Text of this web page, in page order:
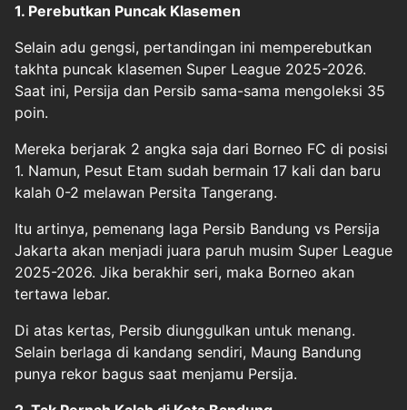
1. Perebutkan Puncak Klasemen
Selain adu gengsi, pertandingan ini memperebutkan
takhta puncak klasemen Super League 2025-2026.
Saat ini, Persija dan Persib sama-sama mengoleksi 35
poin.
Mereka berjarak 2 angka saja dari Borneo FC di posisi
1. Namun, Pesut Etam sudah bermain 17 kali dan baru
kalah 0-2 melawan Persita Tangerang.
Itu artinya, pemenang laga Persib Bandung vs Persija
Jakarta akan menjadi juara paruh musim Super League
2025-2026. Jika berakhir seri, maka Borneo akan
tertawa lebar.
Di atas kertas, Persib diunggulkan untuk menang.
Selain berlaga di kandang sendiri, Maung Bandung
punya rekor bagus saat menjamu Persija.